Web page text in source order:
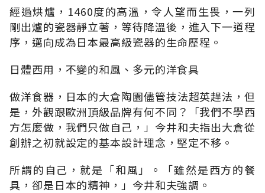
經過烘爐，1460度的高溫，令人望而生畏，一列
剛出爐的瓷器靜立著，等待降溫後，進入下一道程
序，邁向成為日本最高級瓷器的生命歷程。
日體西用，不變的和風、多元的洋食具
做洋食器，日本的大倉陶園儘管技法超英趕法，但
是，外觀跟歐洲頂級品牌有何不同？「我們不學西
方怎麼做，我們只做自己，」今井和夫指出大倉從
創辦之初就設定的基本設計理念，堅定不移。
所謂的自己，就是「和風」。「雖然是西方的餐
具，卻是日本的精神，」今井和夫強調。